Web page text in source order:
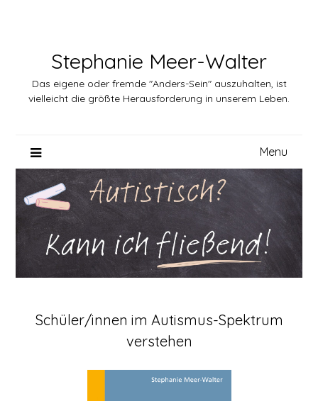
Stephanie Meer-Walter
Das eigene oder fremde "Anders-Sein" auszuhalten, ist
vielleicht die größte Herausforderung in unserem Leben.
Menu
Schüler/innen im Autismus-Spektrum
verstehen